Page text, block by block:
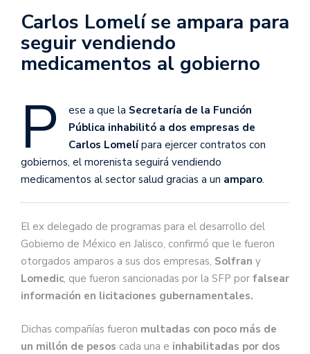
Carlos Lomelí se ampara para
seguir vendiendo
medicamentos al gobierno
P ese a que la Secretaría de la Función
Pública inhabilitó a dos empresas de
Carlos Lomelípara ejercer contratos con
gobiernos, el morenista seguirá vendiendo
medicamentos al sector salud gracias a un amparo.
El ex delegado de programas para el desarrollo del
Gobierno de México en Jalisco, confirmó que le fueron
otorgados amparos a sus dos empresas, Solfran y
Lomedic, que fueron sancionadas por la SFP por falsear
información en licitaciones gubernamentales.
Dichas compañías fueron multadas con poco más de
un millón de pesos cada una e inhabilitadas por dos